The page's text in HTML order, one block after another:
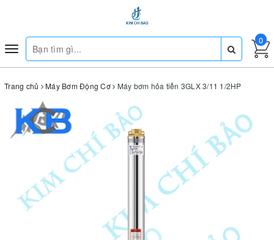
Toggle
navigation
0
Trang chủ Máy Bơm Động Cơ Máy bơm hỏa tiễn 3GLX 3/11 1/2HP